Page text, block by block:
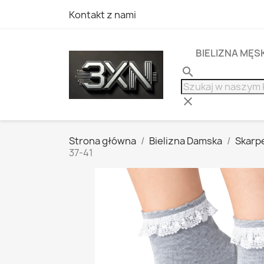
Kontakt z nami
BIELIZNA
search
clear
Strona główna Bielizna Damska
37-41